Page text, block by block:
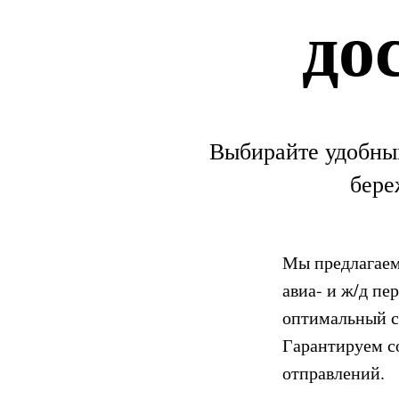
Выбирайте
Мы
авиа- и ж/д
оптимальный
Гарантируем
отправлений.